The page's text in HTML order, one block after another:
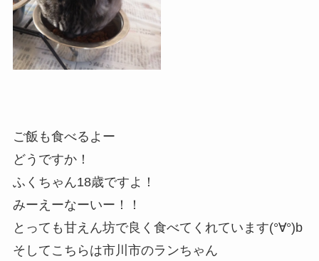
ご飯も食べるよー
どうですか！
ふくちゃん18歳ですよ！
みーえーなーいー！！
とっても甘えん坊で良く食べてくれています(°∀°)b
そしてこちらは市川市のランちゃん